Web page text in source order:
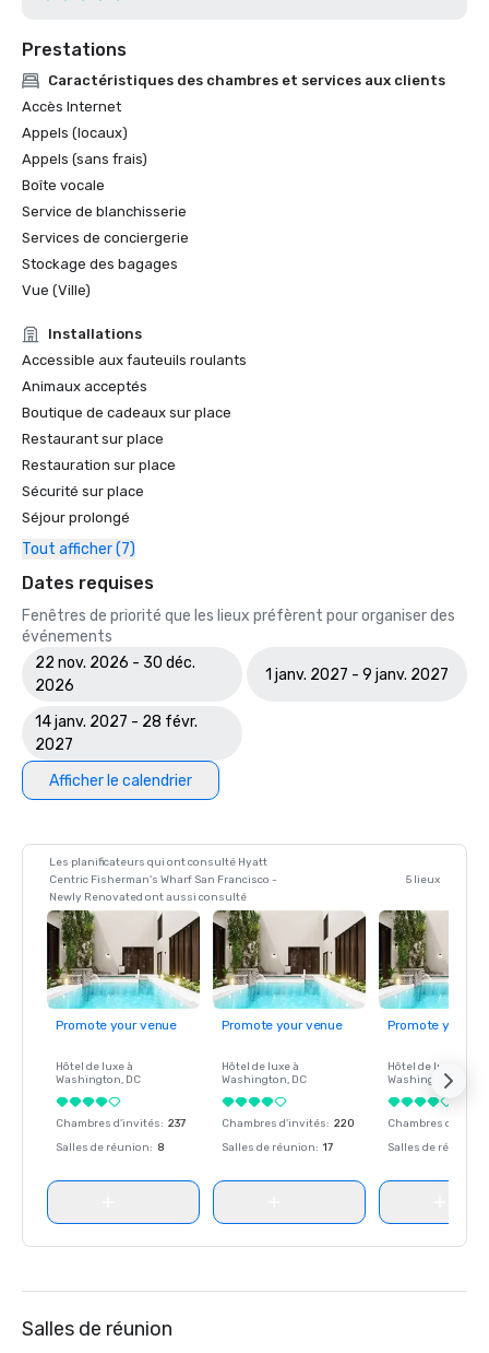
Prestations
Caractéristiques des chambres et services aux clients
Accès Internet
Appels (locaux)
Appels (sans frais)
Boîte vocale
Service de blanchisserie
Services de conciergerie
Stockage des bagages
Vue (Ville)
Installations
Accessible aux fauteuils roulants
Animaux acceptés
Boutique de cadeaux sur place
Restaurant sur place
Restauration sur place
Sécurité sur place
Séjour prolongé
Tout afficher (7)
Dates requises
Fenêtres de priorité que les lieux préfèrent pour organiser des
événements
22 nov. 2026 - 30 déc.
2026
1 janv. 2027 - 9 janv. 2027
14 janv. 2027 - 28 févr.
2027
Afficher le calendrier
Les planificateurs qui ont consulté Hyatt
Centric Fisherman's Wharf San Francisco -
Newly Renovated ont aussi consulté
5 lieux
Promote your venue
Hôtel de luxe à
Washington, DC
Chambres d'invités: 237
Salles de réunion: 8
Promote your venue
Hôtel de luxe à
Washington, DC
Chambres d'invités: 220
Salles de réunion: 17
Promote your
Hôtel de luxe à
Washington
Chambres
Salles de réunion
Salles de réunion